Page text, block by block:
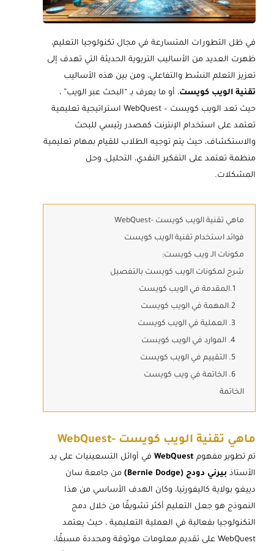
في ظل التطورات المتسارعة في مجال تكنولوجيا التعليم،
ظهرت العديد من الأساليب التربوية الحديثة التي تهدف إلى
تعزيز التعلم النشط والتفاعلي، ومن بين هذه الأساليب
تقنية الويب كويست، أو ما يعرف بـ “البحث عبر الويب” ،
حيث تعد الويب كويست – WebQuest استراتيجية تعليمية
تعتمد على استخدام الإنترنت كمصدر رئيسي للبحث
والاستكشاف، حيث يتم توجيه الطلاب للقيام بمهام تعليمية
منظمة تعتمد على التفكير النقدي، التحليل، وحل
المشكلات.
ماهي تقنية الويب كويست -WebQuest
فوائد استخدام تقنية الويب كويست
مكونات الـ ويب كويست:
شرح لمكونات الويب كويست بالتفصيل
1.المقدمة في الويب كويست
2.المهمة في الويب كويست
3. العملية في الويب كويست
4. الموارد في الويب كويست
5. التقييم في الويب كويست
6. الخاتمة في ويب كويست
الخاتمة
ماهي تقنية الويب كويست -WebQuest
تم تطوير مفهوم WebQuest في أوائل التسعينيات على يد
الأستاذ بيرني دودج (Bernie Dodge)
من جامعة سان
دييغو بولاية كاليفورنيا، وكان الهدف الأساسي من هذا
النموذج هو جعل التعليم أكثر تشويقًا من خلال دمج
التكنولوجيا بفعالية في العملية التعليمية ، حيث يعتمد
WebQuest على تقديم معلومات موثوقة ومحددة مسبقًا،